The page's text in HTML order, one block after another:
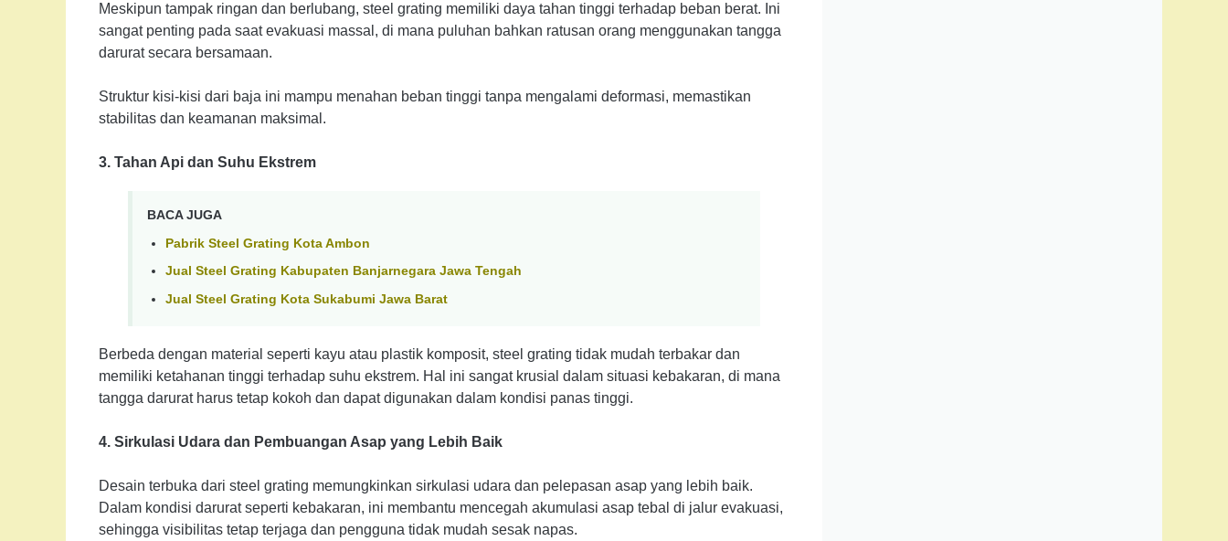
Meskipun tampak ringan dan berlubang, steel grating memiliki daya tahan tinggi terhadap beban berat. Ini
sangat penting pada saat evakuasi massal, di mana puluhan bahkan ratusan orang menggunakan tangga
darurat secara bersamaan.
Struktur kisi-kisi dari baja ini mampu menahan beban tinggi tanpa mengalami deformasi, memastikan
stabilitas dan keamanan maksimal.
3. Tahan Api dan Suhu Ekstrem
BACA JUGA
Pabrik Steel Grating Kota Ambon
Jual Steel Grating Kabupaten Banjarnegara Jawa Tengah
Jual Steel Grating Kota Sukabumi Jawa Barat
Berbeda dengan material seperti kayu atau plastik komposit, steel grating tidak mudah terbakar dan
memiliki ketahanan tinggi terhadap suhu ekstrem. Hal ini sangat krusial dalam situasi kebakaran, di mana
tangga darurat harus tetap kokoh dan dapat digunakan dalam kondisi panas tinggi.
4. Sirkulasi Udara dan Pembuangan Asap yang Lebih Baik
Desain terbuka dari steel grating memungkinkan sirkulasi udara dan pelepasan asap yang lebih baik.
Dalam kondisi darurat seperti kebakaran, ini membantu mencegah akumulasi asap tebal di jalur evakuasi,
sehingga visibilitas tetap terjaga dan pengguna tidak mudah sesak napas.